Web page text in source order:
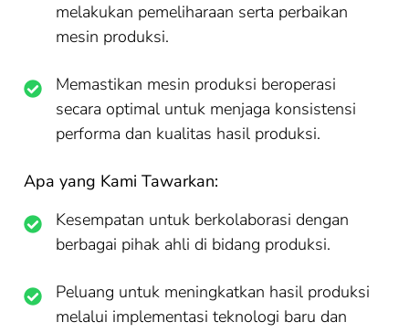
melakukan pemeliharaan serta perbaikan
mesin produksi.
Memastikan mesin produksi beroperasi
secara optimal untuk menjaga konsistensi
performa dan kualitas hasil produksi.
Apa yang Kami Tawarkan:
Kesempatan untuk berkolaborasi dengan
berbagai pihak ahli di bidang produksi.
Peluang untuk meningkatkan hasil produksi
melalui implementasi teknologi baru dan